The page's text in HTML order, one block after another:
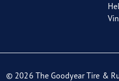
© 2026 The Goodyear Tire &